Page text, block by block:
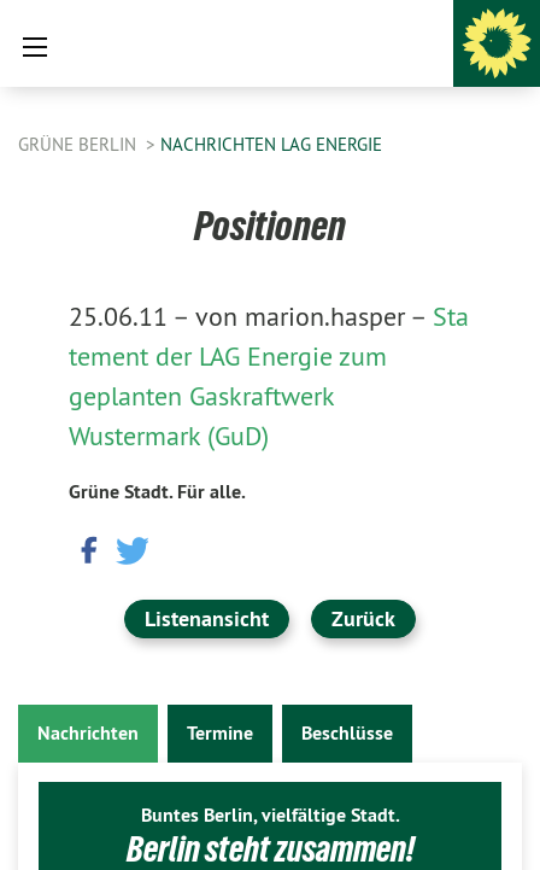
GRÜNE BERLIN NACHRICHTEN LAG ENERGIE
Positionen
25.06.11 – von marion.hasper – Sta
tement der LAG Energie zum
geplanten Gaskraftwerk
Wustermark (GuD)
Grüne Stadt. Für alle.
Listenansicht Zurück
Nachrichten Termine Beschlüsse
Buntes Berlin, vielfältige Stadt.
Berlin steht zusammen!